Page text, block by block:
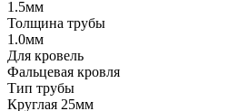
1.5мм
Толщина трубы
1.0мм
Для кровель
Фальцевая кровля
Тип трубы
Круглая 25мм